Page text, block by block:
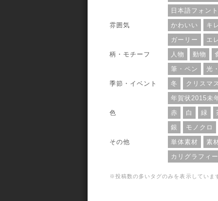
日本語フォン
雰囲気
かわいい
キ
ガーリー
エ
柄・モチーフ
人物 動物
筆・ペン
光
季節・イベント
冬
クリスマ
年賀状2015未
色
赤 白 緑
銀
モノクロ
その他
単体素材
素
カリグラフィ
※投稿数の多いタグのみを表示していま